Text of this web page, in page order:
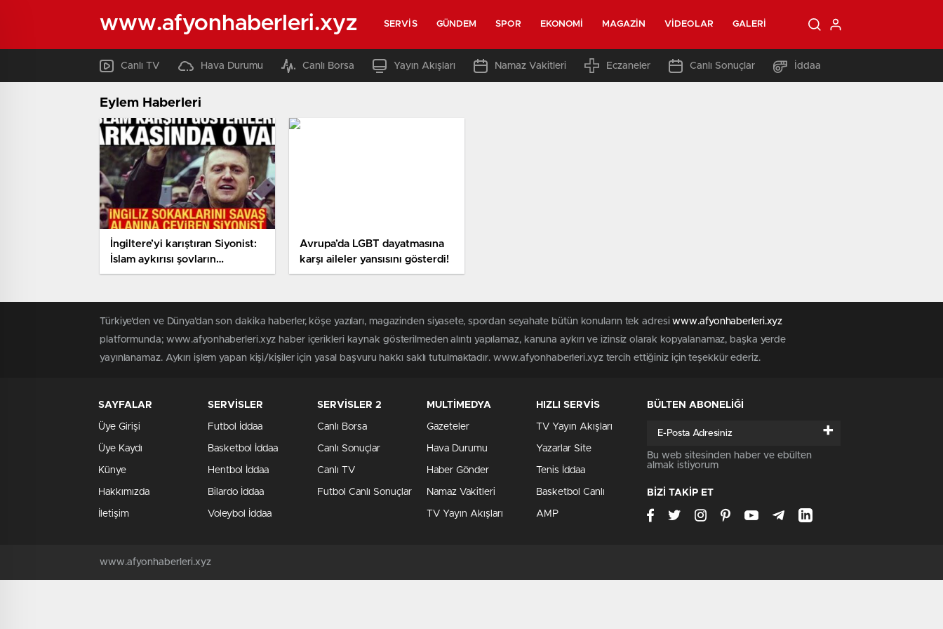
www.afyonhaberleri.xyz SERVIS GÜNDEM SPOR EKONOMI MAGAZIN VIDEOLAR GALERI
Canlı TV Hava Durumu Canlı Borsa Yayın Akışları Namaz Vakitleri Eczaneler Canlı Sonuçlar İddaa
Eylem Haberleri
İngiltere’yi karıştıran Siyonist:
İslam aykırısı şovların
gerisinde o var
Avrupa’da LGBT dayatmasına
karşı aileler yansısını gösterdi!
Türkiye'den ve Dünya’dan son dakika haberler, köşe yazıları, magazinden siyasete, spordan seyahate bütün konuların tek adresiwww.afyonhaberleri.xyz
platformunda; www.afyonhaberleri.xyz haber içerikleri kaynak gösterilmeden alıntı yapılamaz, kanuna aykırı ve izinsiz olarak kopyalanamaz, başka yerde
yayınlanamaz. Aykırı işlem yapan kişi/kişiler için yasal başvuru hakkı saklı tutulmaktadır. www.afyonhaberleri.xyz tercih ettiğiniz için teşekkür ederiz.
SAYFALAR
Üye Girişi
Üye Kaydı
Künye
Hakkımızda
İletişim
SERVİSLER
Futbol İddaa
Basketbol İddaa
Hentbol İddaa
Bilardo İddaa
Voleybol İddaa
SERVİSLER 2
Canlı Borsa
Canlı Sonuçlar
Canlı TV
Futbol Canlı Sonuçlar
MULTİMEDYA
Gazeteler
Hava Durumu
Haber Gönder
Namaz Vakitleri
TV Yayın Akışları
HIZLI SERVİS
TV Yayın Akışları
Yazarlar Site
Tenis İddaa
Basketbol Canlı
AMP
BÜLTEN ABONELİĞİ
+
Bu web sitesinden haber ve ebülten
almak istiyorum
BİZİ TAKİP ET
www.afyonhaberleri.xyz